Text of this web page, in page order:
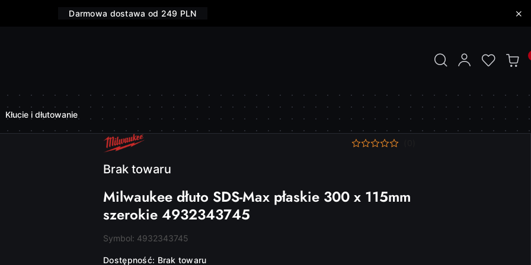
Darmowa dostawa od 249 PLN
Kłucie i dłutowanie
NAZWA
PRODUCENTA:
MILWAUKEE
Brak towaru
Milwaukee dłuto SDS-Max płaskie 300 x 115mm
szerokie 4932343745
Symbol: 4932343745
Dostępność: Brak towaru